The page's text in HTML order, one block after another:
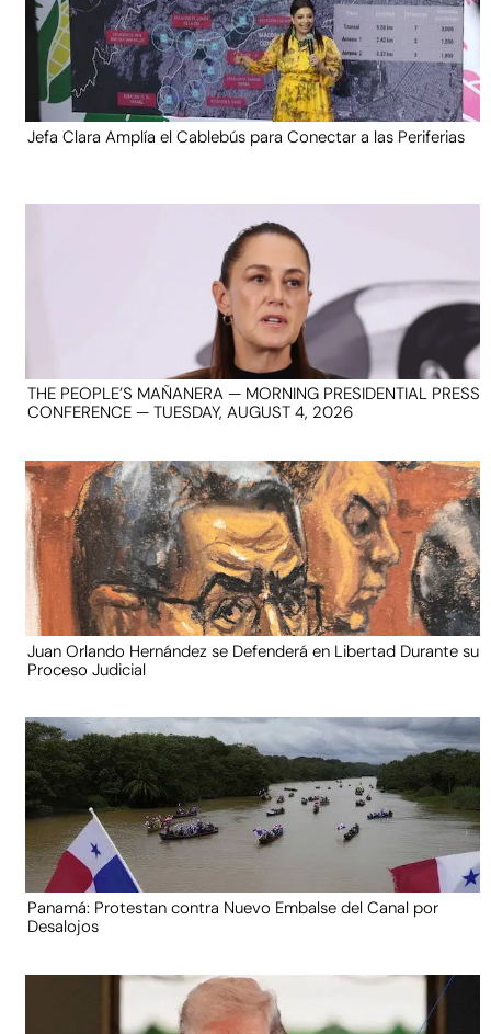
Jefa Clara Amplía el Cablebús para Conectar a las Periferias
THE PEOPLE’S MAÑANERA — MORNING PRESIDENTIAL PRESS
CONFERENCE — TUESDAY, AUGUST 4, 2026
Juan Orlando Hernández se Defenderá en Libertad Durante su
Proceso Judicial
Panamá: Protestan contra Nuevo Embalse del Canal por
Desalojos